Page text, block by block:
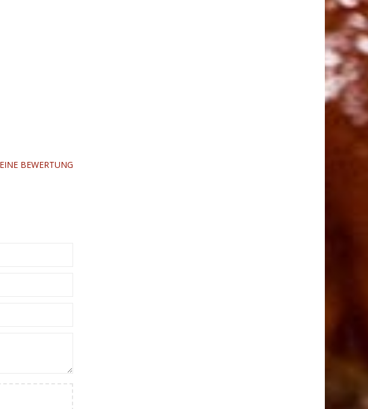
BEWERTUNG